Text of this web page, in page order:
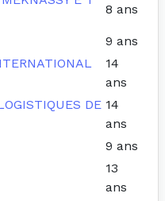
8 ans
9 ans
14
ans
DE 14
ans
9 ans
13
ans